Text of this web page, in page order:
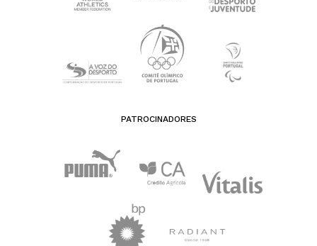
PATROCINADORES